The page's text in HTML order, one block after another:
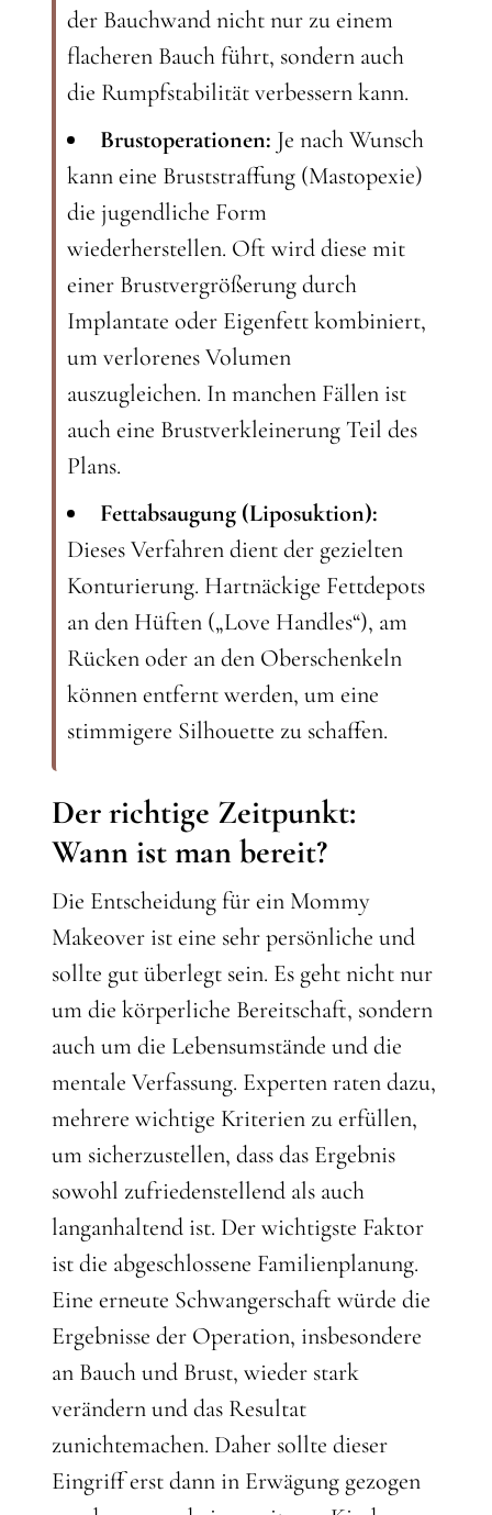
der Bauchwand nicht nur zu einem
flacheren Bauch führt, sondern auch
die Rumpfstabilität verbessern kann.
Brustoperationen: Je nach Wunsch
kann eine Bruststraffung (Mastopexie)
die jugendliche Form
wiederherstellen. Oft wird diese mit
einer Brustvergrößerung durch
Implantate oder Eigenfett kombiniert,
um verlorenes Volumen
auszugleichen. In manchen Fällen ist
auch eine Brustverkleinerung Teil des
Plans.
Fettabsaugung (Liposuktion):
Dieses Verfahren dient der gezielten
Konturierung. Hartnäckige Fettdepots
an den Hüften („Love Handles“), am
Rücken oder an den Oberschenkeln
können entfernt werden, um eine
stimmigere Silhouette zu schaffen.
Der richtige Zeitpunkt:
Wann ist man bereit?
Die Entscheidung für ein Mommy
Makeover ist eine sehr persönliche und
sollte gut überlegt sein. Es geht nicht nur
um die körperliche Bereitschaft, sondern
auch um die Lebensumstände und die
mentale Verfassung. Experten raten dazu,
mehrere wichtige Kriterien zu erfüllen,
um sicherzustellen, dass das Ergebnis
sowohl zufriedenstellend als auch
langanhaltend ist. Der wichtigste Faktor
ist die abgeschlossene Familienplanung.
Eine erneute Schwangerschaft würde die
Ergebnisse der Operation, insbesondere
an Bauch und Brust, wieder stark
verändern und das Resultat
zunichtemachen. Daher sollte dieser
Eingriff erst dann in Erwägung gezogen